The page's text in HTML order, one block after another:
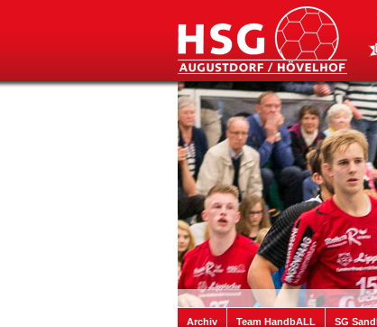
Archiv Team HandbALL SG